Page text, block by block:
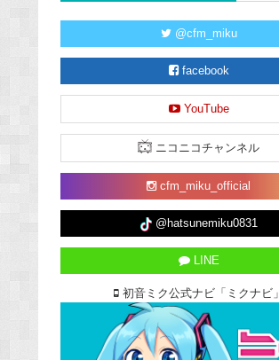
@cfm_miku
facebook
YouTube
ニコニコチャンネル
cfm_miku_official
@hatsunemiku0831
LINE
初音ミク公式ナビ「ミクナビ」